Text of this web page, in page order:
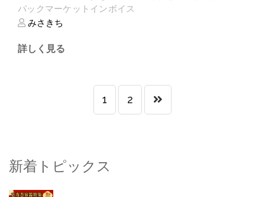
パックマーケットインボイス
みさきち
詳しく見る
1 2
新着トピックス